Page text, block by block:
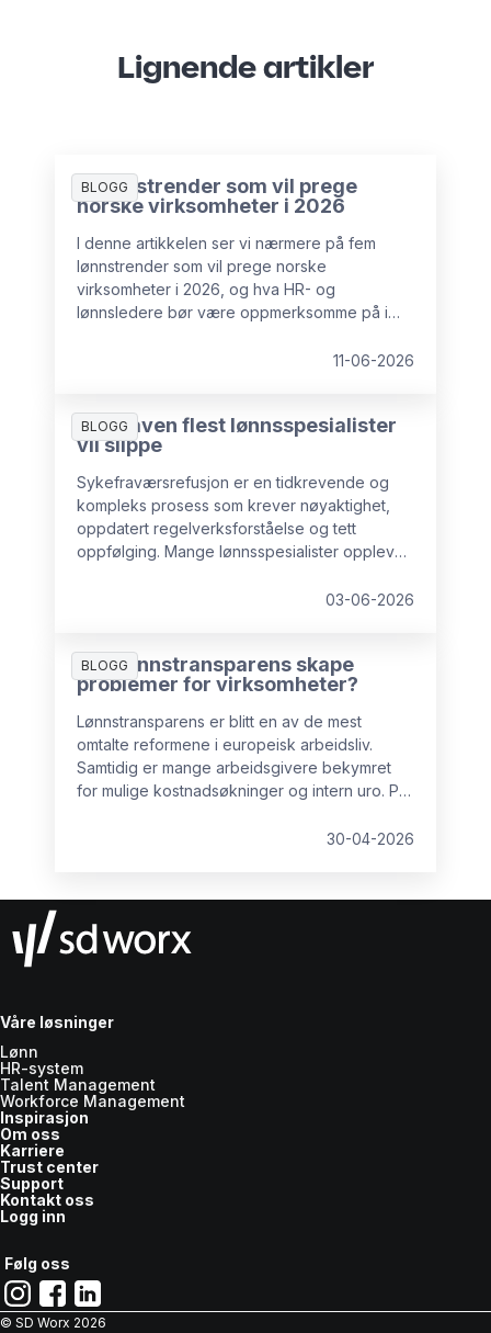
Lignende artikler
BLOGG
5 lønnstrender som vil prege
norske virksomheter i 2026
I denne artikkelen ser vi nærmere på fem
lønnstrender som vil prege norske
virksomheter i 2026, og hva HR- og
lønnsledere bør være oppmerksomme på i
11-06-2026
BLOGG
Oppgaven flest lønnsspesialister
vil slippe
Sykefraværsrefusjon er en tidkrevende og
kompleks prosess som krever nøyaktighet,
oppdatert regelverksforståelse og tett
oppfølging. Mange lønnsspesialister opplever
velger å sette bort akkurat denne oppgaven
og for å minimere risiko.
03-06-2026
BLOGG
Kan lønnstransparens skape
problemer for virksomheter?
Lønnstransparens er blitt en av de mest
omtalte reformene i europeisk arbeidsliv.
Samtidig er mange arbeidsgivere bekymret
for mulige kostnadsøkninger og intern uro. På
negativt for virksomheter. Med god
tid. I denne artikkelen ser vi nærmere på de
vanligste bekymringene og hvordan de kan
håndteres.
30-04-2026
Våre løsninger
Lønn
HR-system
Talent Management
Workforce Management
Inspirasjon
Om oss
Karriere
Trust center
Support
Kontakt oss
Logg inn
Følg oss
© SD Worx 2026